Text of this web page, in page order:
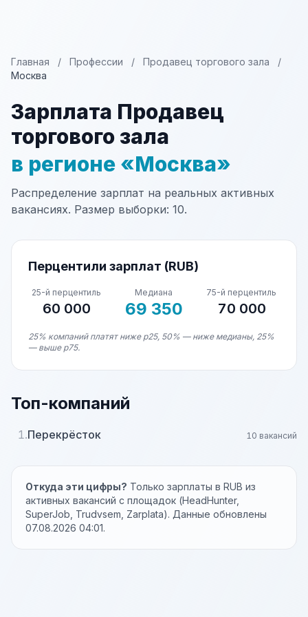
Главная / Профессии / Продавец торгового зала
/
Москва
Зарплата Продавец
торгового зала
в регионе «Москва»
Распределение зарплат на реальных активных
вакансиях. Размер выборки: 10.
Перцентили зарплат (RUB)
25-й перцентиль
60 000
Медиана
69 350
75-й перцентиль
70 000
25% компаний платят ниже p25, 50% — ниже медианы, 25%
— выше p75.
Топ-компаний
1.Перекрёсток 10 вакансий
Откуда эти цифры? Только зарплаты в RUB из
активных вакансий с площадок (HeadHunter,
SuperJob, Trudvsem, Zarplata). Данные обновлены
07.08.2026 04:01.